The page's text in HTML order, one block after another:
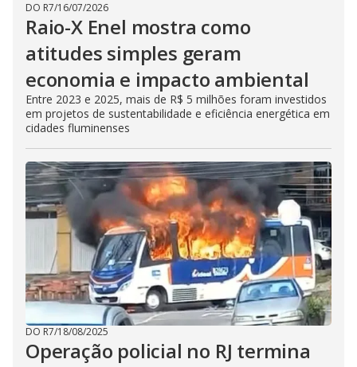
DO R7/16/07/2026
Raio-X Enel mostra como
atitudes simples geram
economia e impacto ambiental
Entre 2023 e 2025, mais de R$ 5 milhões foram investidos
em projetos de sustentabilidade e eficiência energética em
cidades fluminenses
DO R7/18/08/2025
Operação policial no RJ termina